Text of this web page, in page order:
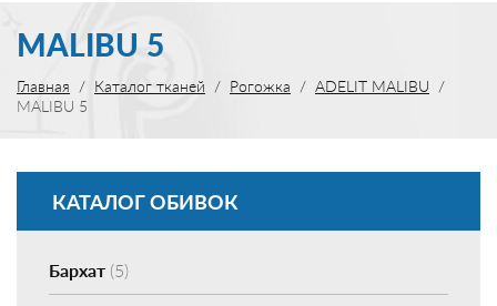
MALIBU 5
Главная Каталог тканей Рогожка
ADELIT MALIBU
MALIBU 5
КАТАЛОГ ОБИВОК
Бархат (5)